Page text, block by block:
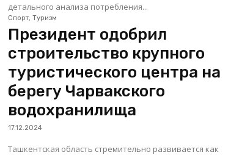
детального анализа потребления...
Спорт, Туризм
Президент одобрил
строительство крупного
туристического центра на
берегу Чарвакского
водохранилища
17.12.2024
Ташкентская область стремительно развивается как